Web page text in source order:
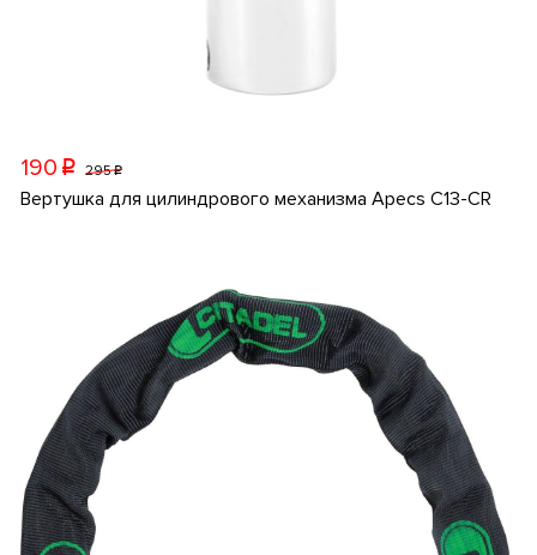
190 p 295p
Вертушка для цилиндрового механизма Apecs C13-CR